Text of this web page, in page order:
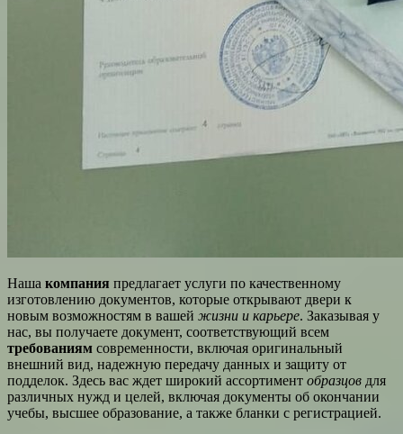
Наша компания предлагает услуги по качественному
изготовлению документов, которые открывают двери к
новым возможностям в вашей жизни и карьере. Заказывая у
нас, вы получаете документ, соответствующий всем
требованиям современности, включая оригинальный
внешний вид, надежную передачу данных и защиту от
подделок. Здесь вас ждет широкий ассортимент образцов для
различных нужд и целей, включая документы об окончании
учебы, высшее образование, а также бланки с регистрацией.